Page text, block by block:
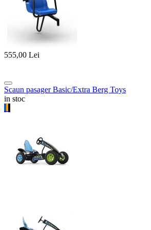
555,00 Lei
Scaun pasager Basic/Extra Berg Toys
in stoc